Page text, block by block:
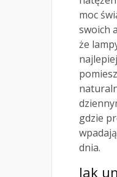
moc
swoich
że
gdzie
dnia.
Jak